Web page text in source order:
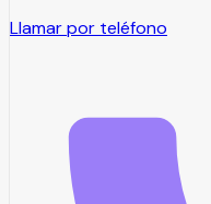
Llamar por teléfono